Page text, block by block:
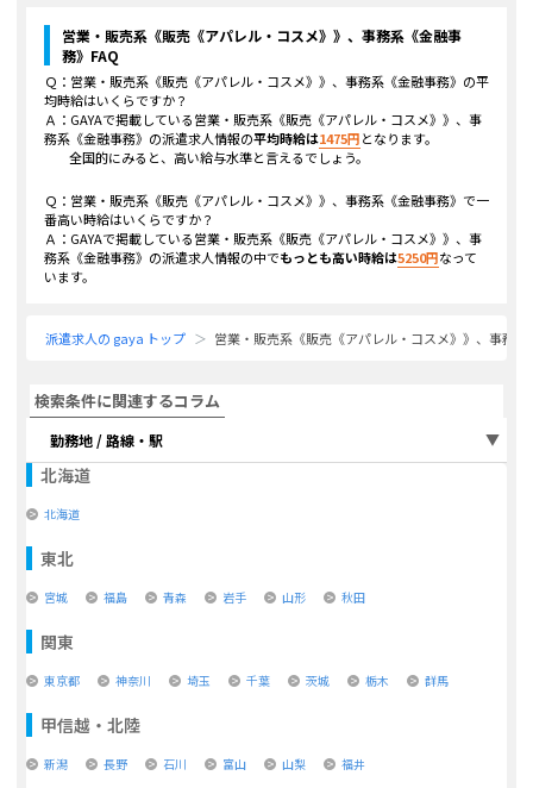
営業・販売系《販売《アパレル・コスメ》》、事務系《金融事
務》 FAQ
Ｑ： 営業・販売系《販売《アパレル・コスメ》》、事務系《金融事務》 の平
均時給はいくらですか？
Ａ：GAYAで掲載している営業・販売系《販売《アパレル・コスメ》》、事
務系《金融事務》 の派遣求人情報の平均時給は1475円となります。
全国的にみると、高い給与水準と言えるでしょう。
Ｑ： 営業・販売系《販売《アパレル・コスメ》》、事務系《金融事務》 で一
番高い時給はいくらですか？
Ａ：GAYAで掲載している営業・販売系《販売《アパレル・コスメ》》、事
務系《金融事務》 の派遣求人情報の中でもっとも高い時給は5250円なって
います。
派遣求人の gaya トップ 営業・販売系《販売《アパレル・コスメ》》、事務
検索条件に関連するコラム
勤務地 / 路線・駅
北海道
北海道
東北
宮城 福島 青森 岩手 山形 秋田
関東
東京都 神奈川 埼玉 千葉 茨城 栃木 群馬
甲信越・北陸
新潟 長野 石川 富山 山梨 福井